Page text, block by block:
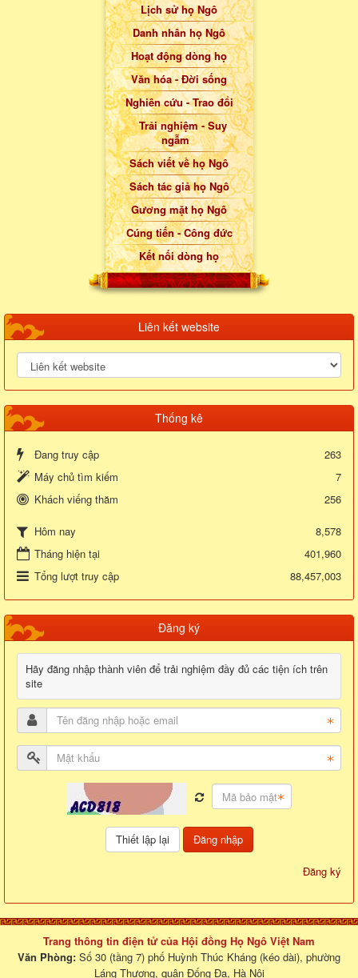
Lịch sử họ Ngô
Danh nhân họ Ngô
Hoạt động dòng họ
Văn hóa - Đời sống
Nghiên cứu - Trao đổi
Trải nghiệm - Suy
ngẫm
Sách viết về họ Ngô
Sách tác giả họ Ngô
Gương mặt họ Ngô
Cúng tiến - Công đức
Kết nối dòng họ
Liên kết website
Thống kê
Đang truy cập
263
Máy chủ tìm kiếm
7
Khách viếng thăm
256
Hôm nay
8,578
Tháng hiện tại
401,960
Tổng lượt truy cập
88,457,003
Đăng ký
Hãy đăng nhập thành viên để trải nghiệm đầy đủ các tiện ích trên
site
Đăng nhập
Đăng ký
Trang thông tin điện tử của Hội đồng Họ Ngô Việt Nam
Văn Phòng: Số 30 (tầng 7) phố Huỳnh Thúc Kháng (kéo dài), phường
Láng Thượng, quận Đống Đa, Hà Nội